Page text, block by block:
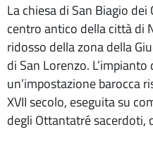
La chiesa di San Biagio
centro antico della città di
ridosso della zona della
di San Lorenzo.
un’impostazione barocca
XVII secolo, eseguita su
degli Ottantatré sacerdoti,